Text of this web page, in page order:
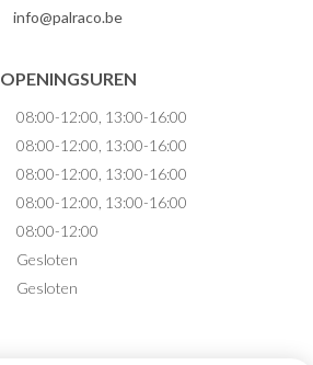
info@palraco.be
OPENINGSUREN
08:00-12:00, 13:00-16:00
08:00-12:00, 13:00-16:00
08:00-12:00, 13:00-16:00
08:00-12:00, 13:00-16:00
08:00-12:00
Gesloten
Gesloten